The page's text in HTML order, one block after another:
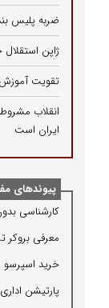
ضربه پلیس
ژاپن استقلال
تقویت
انقلاب
ایران است
پیوندهای
كارشناسی
معرفی بروكر
خرید اسپرسو
پارتیشن اداری